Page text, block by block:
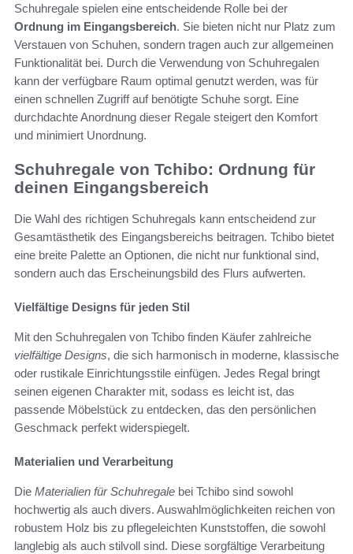
Schuhregale spielen eine entscheidende Rolle bei der
Ordnung im Eingangsbereich. Sie bieten nicht nur Platz zum
Verstauen von Schuhen, sondern tragen auch zur allgemeinen
Funktionalität bei. Durch die Verwendung von Schuhregalen
kann der verfügbare Raum optimal genutzt werden, was für
einen schnellen Zugriff auf benötigte Schuhe sorgt. Eine
durchdachte Anordnung dieser Regale steigert den Komfort
und minimiert Unordnung.
Schuhregale von Tchibo: Ordnung für
deinen Eingangsbereich
Die Wahl des richtigen Schuhregals kann entscheidend zur
Gesamtästhetik des Eingangsbereichs beitragen. Tchibo bietet
eine breite Palette an Optionen, die nicht nur funktional sind,
sondern auch das Erscheinungsbild des Flurs aufwerten.
Vielfältige Designs für jeden Stil
Mit den Schuhregalen von Tchibo finden Käufer zahlreiche
vielfältige Designs, die sich harmonisch in moderne, klassische
oder rustikale Einrichtungsstile einfügen. Jedes Regal bringt
seinen eigenen Charakter mit, sodass es leicht ist, das
passende Möbelstück zu entdecken, das den persönlichen
Geschmack perfekt widerspiegelt.
Materialien und Verarbeitung
Die Materialien für Schuhregale bei Tchibo sind sowohl
hochwertig als auch divers. Auswahlmöglichkeiten reichen von
robustem Holz bis zu pflegeleichten Kunststoffen, die sowohl
langlebig als auch stilvoll sind. Diese sorgfältige Verarbeitung